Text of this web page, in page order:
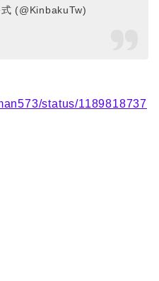
(@KinbakuTw)
status/1189818737